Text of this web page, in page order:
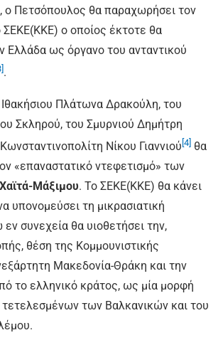
ο Πετσόπουλος θα παραχωρήσει τον
ΣΕΚΕ(ΚΚΕ) ο οποίος έκτοτε θα
Ελλάδα ως όργανο του ανταντικού
.
Πλάτωνα Δρακούλη, του
Σκληρού, του Σμυρνιού Δημήτρη
Νίκου Γιαννιού [4] θα
«επαναστατικό ντεφετισμό» των
Μάξιμου. Το ΣΕΚΕ(ΚΚΕ) θα κάνει
υπονομεύσει τη μικρασιατική
συνεχεία θα υιοθετήσει την,
θέση της Κομμουνιστικής
Μακεδονία-Θράκη και την
το ελληνικό κράτος, ως μία μορφή
των Βαλκανικών και του